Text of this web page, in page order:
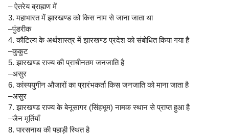
– ऐतरेय ब्राह्मण में
3. महाभारत में झारखण्ड को किस नाम से जाना जाता था
–पुंडरीक
4. कौटिल्य के अर्थशास्त्र में झारखण्ड प्रदेश को संबोधित किया गया है
–कुकुट
5. झारखण्ड राज्य की प्राचीनतम जनजाति है
–असुर
6. कांस्ययुगीन औजारों का प्रारंभकर्ता किस जनजाति को माना जाता है
–असुर
7. झारखण्ड राज्य के बेनूसागर (सिंहभूम) नामक स्थान से प्राप्त हुआ है
–जैन मूर्तियाँ
8. पारसनाथ की पहाड़ी स्थित है